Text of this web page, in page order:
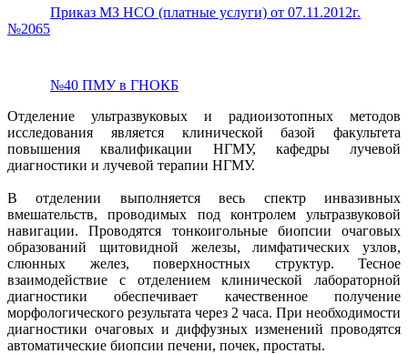
Приказ МЗ НСО (платные услуги) от 07.11.2012г.
№2065
№40 ПМУ в ГНОКБ
Отделение ультразвуковых и радиоизотопных методов
исследования является клинической базой факультета
повышения квалификации НГМУ, кафедры лучевой
диагностики и лучевой терапии НГМУ.
В отделении выполняется весь спектр инвазивных
вмешательств, проводимых под контролем ультразвуковой
навигации. Проводятся тонкоигольные биопсии очаговых
образований щитовидной железы, лимфатических узлов,
слюнных желез, поверхностных структур. Тесное
взаимодействие с отделением клинической лабораторной
диагностики обеспечивает качественное получение
морфологического результата через 2 часа. При необходимости
диагностики очаговых и диффузных изменений проводятся
автоматические биопсии печени, почек, простаты.